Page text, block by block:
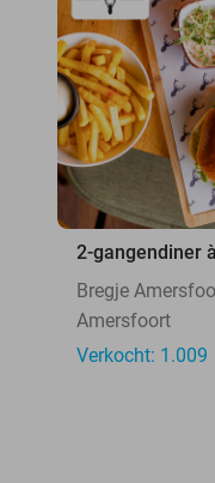
2-gangendiner
Bregje
Amersfoort
Verkocht: 1.009